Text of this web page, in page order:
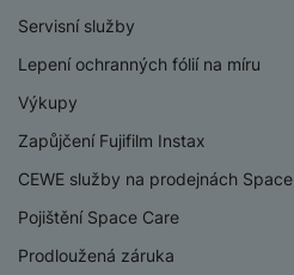
Servisní služby
Lepení ochranných fólií na míru
Výkupy
Zapůjčení Fujifilm Instax
CEWE služby na prodejnách Space
Pojištění Space Care
Prodloužená záruka